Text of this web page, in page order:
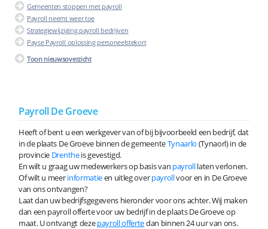
Gemeenten stoppen met payroll
Payroll neemt weer toe
Strategiewijziging payroll bedrijven
Payse Payroll oplossing personeelstekort
Toon nieuwsoverzicht
Payroll De Groeve
Heeft of bent u een werkgever van of bij bijvoorbeeld een bedrijf, dat
in de plaats De Groeve binnen de gemeenteTynaarlo (Tynaorl) in de
provincie Drentheis gevestigd.
En wilt u graag uw medewerkers op basis van payrolllaten verlonen.
Of wilt u meerinformatieen uitleg overpayrollvoor en in De Groeve
van ons ontvangen?
Laat dan uw bedrijfsgegevens hieronder voor ons achter. Wij maken
dan een payroll offerte voor uw bedrijf in de plaats De Groeve op
maat. U ontvangt dezepayroll offertedan binnen 24 uur van ons.